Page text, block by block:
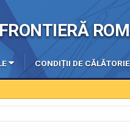
CONDIȚII DE CĂLĂTORIE